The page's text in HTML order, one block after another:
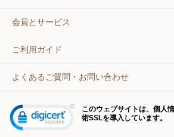
会員とサービス
ご利用ガイド
よくあるご質問・お問い合わせ
このウェブサイトは、個人
術SSLを導入しています。